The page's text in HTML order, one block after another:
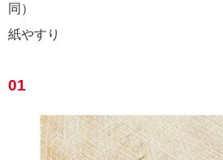
同）
紙やすり
01